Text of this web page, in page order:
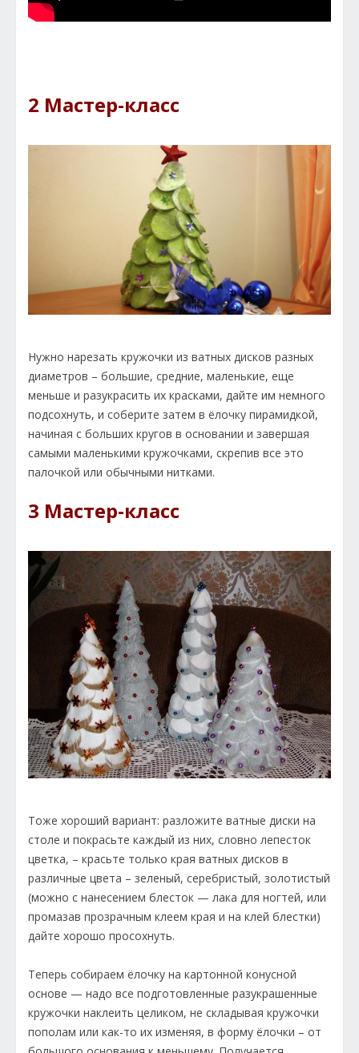
2 Мастер-класс
Нужно нарезать кружочки из ватных дисков разных
диаметров – большие, средние, маленькие, еще
меньше и разукрасить их красками, дайте им немного
подсохнуть, и соберите затем в ёлочку пирамидкой,
начиная с больших кругов в основании и завершая
самыми маленькими кружочками, скрепив все это
палочкой или обычными нитками.
3 Мастер-класс
Тоже хороший вариант: разложите ватные диски на
столе и покрасьте каждый из них, словно лепесток
цветка, – красьте только края ватных дисков в
различные цвета – зеленый, серебристый, золотистый
(можно с нанесением блесток — лака для ногтей, или
промазав прозрачным клеем края и на клей блестки)
дайте хорошо просохнуть.
Теперь собираем ёлочку на картонной конусной
основе — надо все подготовленные разукрашенные
кружочки наклеить целиком, не складывая кружочки
пополам или как-то их изменяя, в форму ёлочки – от